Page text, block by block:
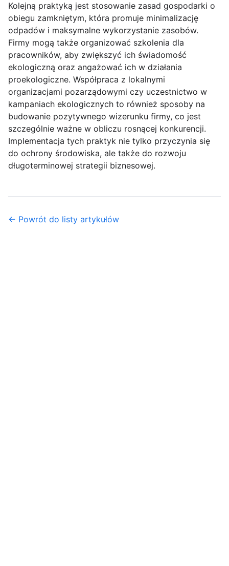
Kolejną praktyką jest stosowanie zasad gospodarki o
obiegu zamkniętym, która promuje minimalizację
odpadów i maksymalne wykorzystanie zasobów.
Firmy mogą także organizować szkolenia dla
pracowników, aby zwiększyć ich świadomość
ekologiczną oraz angażować ich w działania
proekologiczne. Współpraca z lokalnymi
organizacjami pozarządowymi czy uczestnictwo w
kampaniach ekologicznych to również sposoby na
budowanie pozytywnego wizerunku firmy, co jest
szczególnie ważne w obliczu rosnącej konkurencji.
Implementacja tych praktyk nie tylko przyczynia się
do ochrony środowiska, ale także do rozwoju
długoterminowej strategii biznesowej.
← Powrót do listy artykułów